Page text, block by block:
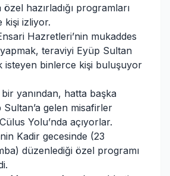
özel hazırladığı programları
kişi izliyor.
Hazretleri’nin mukaddes
yapmak, teraviyi Eyüp Sultan
isteyen binlerce kişi buluşuyor
yanından, hatta başka
gelen misafirler
Yolu’nda açıyorlar.
Kadir gecesinde (23
düzenlediği özel programı